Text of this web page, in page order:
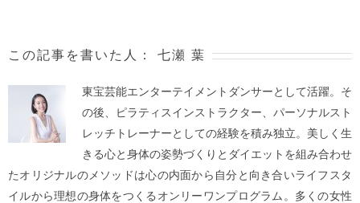
この記事を書いた人： 七瀬 葉
東宝芸能エンターテイメントダンサーとして活躍。そ
の後、ピラティスインストラクター、パーソナルスト
レッチトレーナーとしての経験を積み独立。美しく生
きる心と身体の姿勢づくりとダイエットを組み合わせ
たオリジナルのメソッドは心の内面から自分と向き合いライフスタ
イルから理想の身体をつくるオンリーワンプログラム。多くの女性